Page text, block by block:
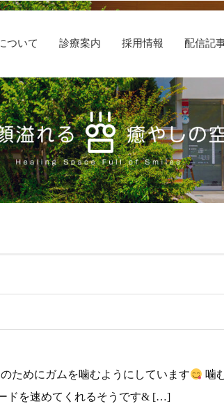
ついて 診療案内 採用情報 配信記
ためにガムを噛むようにしています
噛
ドを速めてくれるそうです& […]